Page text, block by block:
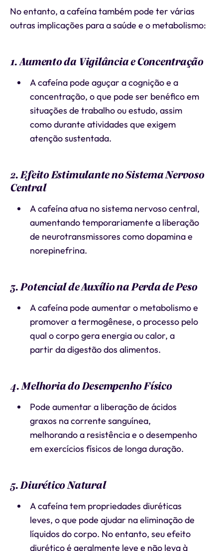
No entanto, a cafeína também pode ter várias
outras implicações para a saúde e o metabolismo:
1. Aumento da Vigilância e Concentração
A cafeína pode aguçar a cognição e a
concentração, o que pode ser benéfico em
situações de trabalho ou estudo, assim
como durante atividades que exigem
atenção sustentada.
2. Efeito Estimulante no Sistema Nervoso
Central
A cafeína atua no sistema nervoso central,
aumentando temporariamente a liberação
de neurotransmissores como dopamina e
norepinefrina.
3. Potencial de Auxílio na Perda de Peso
A cafeína pode aumentar o metabolismo e
promover a termogênese, o processo pelo
qual o corpo gera energia ou calor, a
partir da digestão dos alimentos.
4. Melhoria do Desempenho Físico
Pode aumentar a liberação de ácidos
graxos na corrente sanguínea,
melhorando a resistência e o desempenho
em exercícios físicos de longa duração.
5. Diurético Natural
A cafeína tem propriedades diuréticas
leves, o que pode ajudar na eliminação de
líquidos do corpo. No entanto, seu efeito
diurético é geralmente leve e não leva à